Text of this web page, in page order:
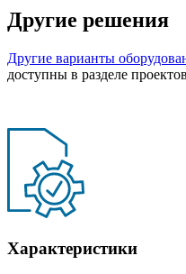
Другие решения
Другие варианты
доступны в разделе
Характеристики